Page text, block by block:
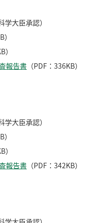
学大臣承認）
）
報告書 （PDF：336KB）
学大臣承認）
）
報告書 （PDF：342KB）